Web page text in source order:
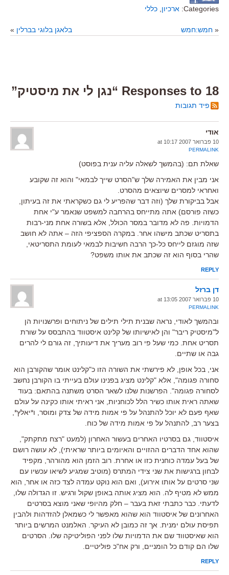
Categories: ארכיון כללי
« חמש:חמש בלאגן בלוגי בברלין »
18 Responses to “נגן לי את מיסטיק”
פיד תגובות
אודי
10 פברואר 2007 at 10:17
PERMALINK
שאלת תם: (בהמשך לשאלה עליה ענית בפוסט)
אני מבין את האמירה שלך ש"הסרט שייך לבמאי" והוא זה שקובע
ואחראי למסרים שיוצאים מהסרט.
אבל בביקורת שלך (וזה דבר שהפריע לי גם כשקראתי את זה בעיתון,
כשזה פורסם) אתה מתייחס בהרחבה למשפט שנאמר ע"י אחת
הדמויות. פה לא מדובר במסר הכולל, אלא בשורה אחת מני-רבות
בתסריט שכתב מישהו אחר. במקרה הספציפי הזה – אתה לא חושב
שזה מוגזם לייחס כל-כך הרבה חשיבות לבמאי לעומת התסריטאי,
שהרי בסוף הוא זה שכתב את אותו משפט?
REPLY
דן ברזל
10 פברואר 2007 at 13:05
PERMALINK
ובהמשך לאודי, נראה שבנית תילי תילים של ניתוחים ופרשנויות הן
ל"מיסטיק ריבר" והן לאישיותו של קלינט איסטווד בהתבסס על שורת
תסריט אחת. כמי שעל פי רוב מעריך את דיעותיך, זה גורם לי להרים
גבה או שתיים.
אני, בכל אופן, לא פירשתי את השורה הזו כ"קלינט אומר שהקורבן הוא
סחורה פגומה", אלא "קלינט מציג בפנינו עולם בעייתי בו הקורבן נחשב
לסחורה פגומה". הפרשנות שלנו לשאר הסרט משתנה בהתאם: בעוד
שאתה ראית אותו כשיר הלל לכוחניות, אני ראיתי אותו כקינה על עולם
שאף פעם לא יוכל להתנהל על פי אמות מידה של צדק ומוסר, ו*יאלץ*,
בצער רב, להתנהל על פי אמות מידה של כוח.
איסטווד, גם בסרטיו האחרים בעשור האחרון (למעט "רצח מתקתק",
שהוא אחד הדברים ההזויים והאיומים ביותר שראיתי), לא עושה רושם
של בעל עמדה כוחנית כזו או אחרת. רוב הזמן הוא מהורהר, מקפיד
לבחון ברגישות את שני צידי המתרס (מוטיב שמגיע לשיאו עכשיו עם
שני סרטים על אותו אירוע), ואם הוא נוקט עמדה לצד כזה או אחר, הוא
ממש לא מטיף לה. הוא מציג אותה באופן שקול ורגיש. זו הגדולה שלו,
לדעתי. כבר כתבתי זאת בעבר – חלק מהיופי שאני מוצא בסרטים
האחרונים של איסטווד הוא שהוא מאפשר לי כשמאלן להזדהות ולהבין
תפיסת עולם ימנית. אך זה כמובן לא העיקר. האלמנט המרשים ביותר
הוא שאיסטווד שם את הדמויות שלו לפני הפוליטיקה שלו. הסרטים
שלו הם קודם כל הומניים, ורק אח"כ פוליטיים.
REPLY